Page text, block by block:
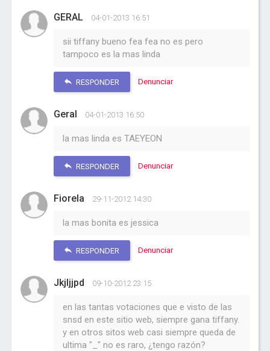
GERAL 04-01-2013 16:51
sii tiffany bueno fea fea no es pero
tampoco es la mas linda
RESPONDER Denunciar
Geral 04-01-2013 16:50
la mas linda es TAEYEON
RESPONDER Denunciar
Fiorela 29-11-2012 14:30
la mas bonita es jessica
RESPONDER Denunciar
Jkjljjpd 09-10-2012 23:15
en las tantas votaciones que e visto de las
snsd en este sitio web, siempre gana tiffany.
y en otros sitos web casi siempre queda de
ultima "_" no es raro, ¿tengo razón?